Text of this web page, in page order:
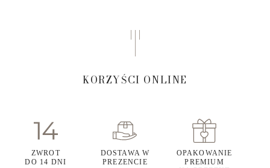
KORZYŚCI ONLINE
ZWROT
DO 14 DNI
DOSTAWA W
PREZENCIE
OPAKOWANIE
PREMIUM